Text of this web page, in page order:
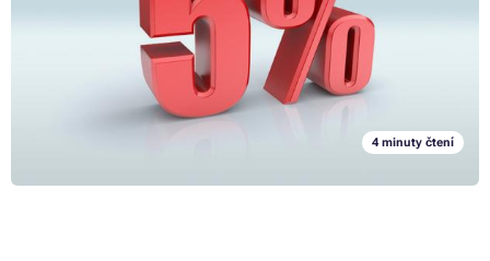
zvládli vytisknout stěží polovinu množství stránek, které vám výrobce
náplně sliboval při nákupu? Vsadíme se, že určitě ano. Pokud jste však
na danou situaci reagovali nařčením výrobce náplně ze lži, velmi
pravděpodobně jste tak učinili neprávem. To proto, že udávané
množství výtisků daným tonerem či cartridgí platí při 5% pokrytí
stránky při tisku. A právě v tom je zakopaný pes. Tušíte totiž, jak
vlastně stránka pokrytá tiskem z pěti procent vypadá? Pokud ne, v
následujících řádcích vám uděláme v celé problematice jasno.
4 minuty čtení